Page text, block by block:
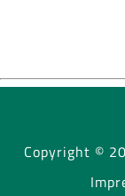
Copyright ©